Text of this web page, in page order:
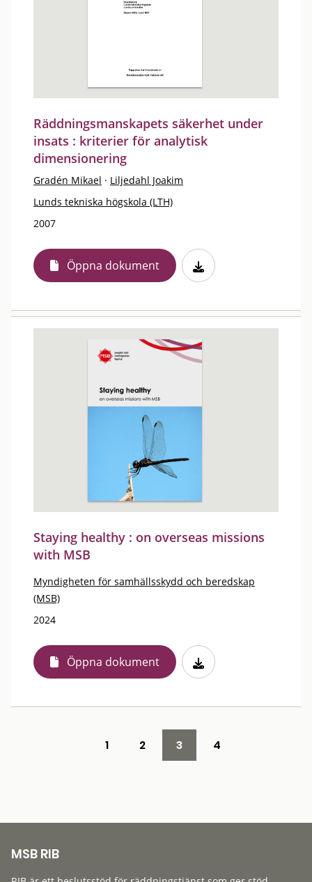
Räddningsmanskapets säkerhet under
insats : kriterier för analytisk
dimensionering
Gradén Mikael · Liljedahl Joakim
Lunds tekniska högskola (LTH)
2007
Öppna dokument
Staying healthy : on overseas missions
with MSB
Myndigheten för samhällsskydd och beredskap
(MSB)
2024
Öppna dokument
1 2 3 4
MSB RIB